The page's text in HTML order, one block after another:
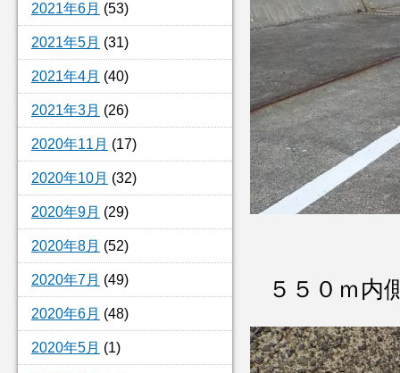
2021年6月 (53)
2021年5月 (31)
2021年4月 (40)
2021年3月 (26)
2020年11月 (17)
2020年10月 (32)
2020年9月 (29)
2020年8月 (52)
2020年7月 (49)
2020年6月 (48)
2020年5月 (1)
５５０ｍ